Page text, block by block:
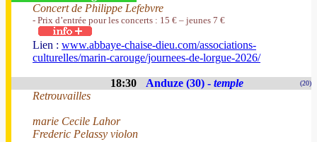
Concert de Philippe Lefebvre
- Prix d’entrée pour les concerts : 15 € – jeunes 7 €
Lien : www.abbaye-chaise-dieu.com/associations-
culturelles/marin-carouge/journees-de-lorgue-2026/
18:30 Anduze (30) - temple (20)
Retrouvailles
marie Cecile Lahor
Frederic Pelassy violon